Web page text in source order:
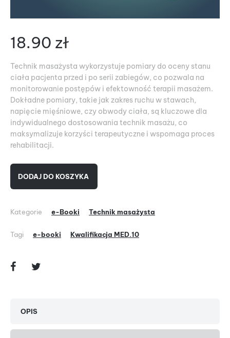
18.90 zł
Technik masażysta wykorzystuje pomiary do oceny stanu
ciała pacjenta przed i po serii zabiegów, co pozwala na
monitorowanie postępów i efektowność terapii masażem.
Dokładne pomiary, takie jak zakres ruchu w stawach,
napięcie mięśniowe, czy obwody ciała, są kluczowe dla
indywidualnego dostosowania technik masażu, co
maksymalizuje korzyści terapeutyczne i wspomaga proces
rehabilitacji.
DODAJ DO KOSZYKA
Kategorie e-Booki Technik masażysta
Tagi e-booki Kwalifikacja MED.10
OPIS